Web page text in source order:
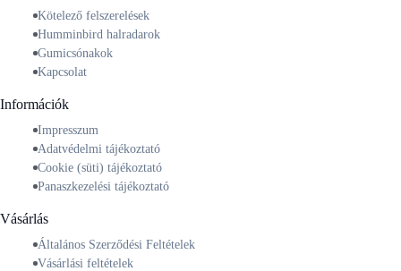
Kötelező felszerelések
Humminbird halradarok
Gumicsónakok
Kapcsolat
Információk
Impresszum
Adatvédelmi tájékoztató
Cookie (süti) tájékoztató
Panaszkezelési tájékoztató
Vásárlás
Általános Szerződési Feltételek
Vásárlási feltételek